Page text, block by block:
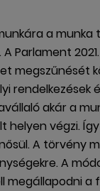
a munka
Parlament
megszűnését
akár a
helyen végzi.
A törvény
A
a